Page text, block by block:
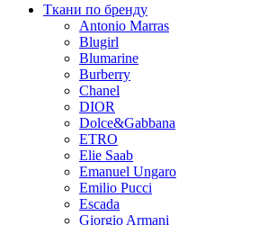
Ткани по бренду
Antonio Marras
Blugirl
Blumarine
Burberry
Chanel
DIOR
Dolce&Gabbana
ETRO
Elie Saab
Emanuel Ungaro
Emilio Pucci
Escada
Giorgio Armani